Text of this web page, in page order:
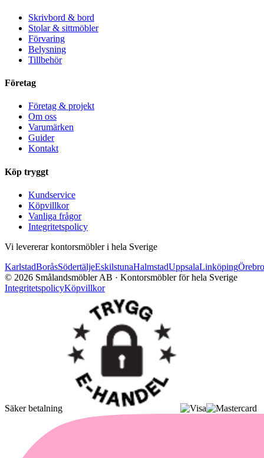
Skrivbord & bord
Stolar & sittmöbler
Förvaring
Belysning
Tillbehör
Företag
Företag & projekt
Om oss
Varumärken
Guider
Kontakt
Köp tryggt
Kundservice
Köpvillkor
Vanliga frågor
Integritetspolicy
Vi levererar kontorsmöbler i hela Sverige
KarlstadBoråsSödertäljeEskilstunaHalmstadUppsalaLinköpingÖrebro
© 2026 Smålandsmöbler AB · Kontorsmöbler för hela Sverige
IntegritetspolicyKöpvillkor
Säker betalning